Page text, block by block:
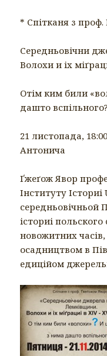
* Спітканя з
Середньовічни
Волохи и іх
Отім ким били
дашто вспільного?
21 листопада,
Антонича
Ґжеґож Явор
Інституту Істориі
середньовічньой
істориі
новожитних
осадництвом в
едиційом